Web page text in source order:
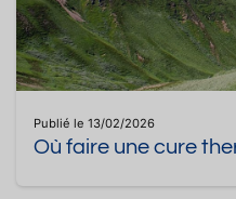
Publié le 13/02/2026
Où faire une cure